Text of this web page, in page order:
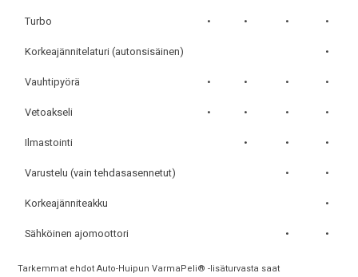
Turbo • • • •
Korkeajännitelaturi (autonsisäinen) •
Vauhtipyörä • • • •
Vetoakseli • • • •
Ilmastointi • • •
Varustelu (vain tehdasasennetut) • •
Korkeajänniteakku •
Sähköinen ajomoottori • •
Tarkemmat ehdot Auto-Huipun VarmaPeli® -lisäturvasta saat